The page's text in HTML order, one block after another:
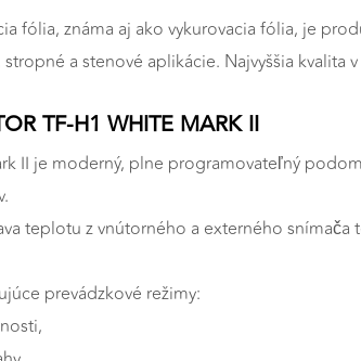
fólia, známa aj ako vykurovacia fólia, je
a stenové aplikácie. Najvyššia
TF-H1 WHITE MARK II
II je moderný, plne programovateľný
teplotu z vnútorného a externého
prevádzkové režimy:
na sledovanie
webovými stránkami.
našom webe aj v
strán.